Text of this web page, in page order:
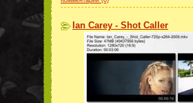
Ian Carey - Shot Caller